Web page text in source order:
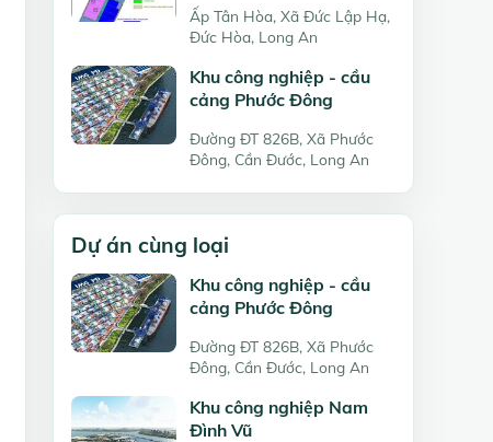
Ấp Tân Hòa, Xã Đức Lập Hạ,
Đức Hòa, Long An
Khu công nghiệp - cầu
cảng Phước Đông
Đường ĐT 826B, Xã Phước
Đông, Cần Đước, Long An
Dự án cùng loại
Khu công nghiệp - cầu
cảng Phước Đông
Đường ĐT 826B, Xã Phước
Đông, Cần Đước, Long An
Khu công nghiệp Nam
Đình Vũ